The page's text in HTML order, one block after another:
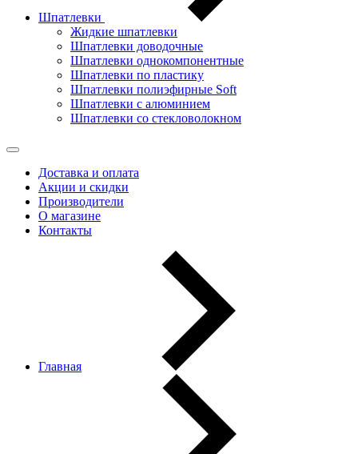
Шпатлевки
Жидкие шпатлевки
Шпатлевки доводочные
Шпатлевки однокомпонентные
Шпатлевки по пластику
Шпатлевки полиэфирные Soft
Шпатлевки с алюминием
Шпатлевки со стекловолокном
Доставка и оплата
Акции и скидки
Производители
О магазине
Контакты
Главная